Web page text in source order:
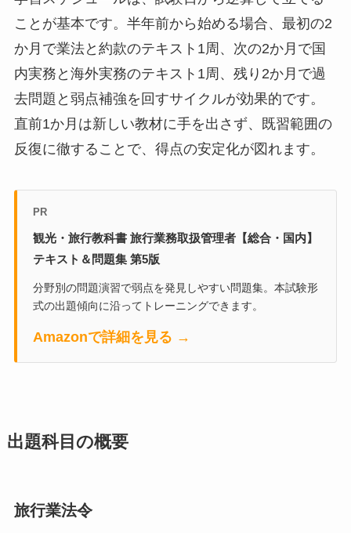
ことが基本です。半年前から始める場合、最初の2
か月で業法と約款のテキスト1周、次の2か月で国
内実務と海外実務のテキスト1周、残り2か月で過
去問題と弱点補強を回すサイクルが効果的です。
直前1か月は新しい教材に手を出さず、既習範囲の
反復に徹することで、得点の安定化が図れます。
PR
観光・旅行教科書 旅行業務取扱管理者【総合・国内】
テキスト＆問題集 第5版
分野別の問題演習で弱点を発見しやすい問題集。本試験形
式の出題傾向に沿ってトレーニングできます。
Amazonで詳細を見る →
出題科目の概要
旅行業法令